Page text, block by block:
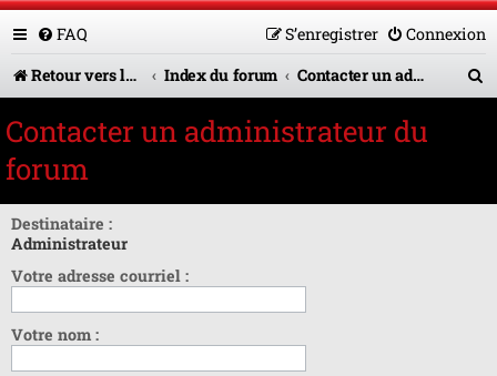
FAQ Connexion
S’enregistrer
Retour vers le site U.A.G.R.
Index du forum Contacter un administrateur du forum
e
Contacter un administrateur du
forum
Destinataire :
Administrateur
Votre adresse courriel :
Votre nom :